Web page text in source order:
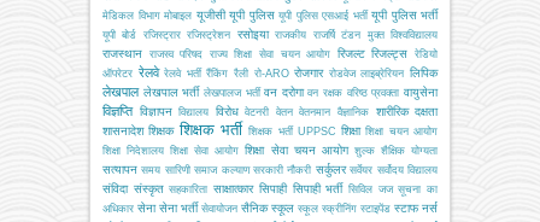
मेडिकल विभाग मोबाइल यूजीसी यूपी पुलिस यूपी पुलिस एसआई भर्ती यूपी पुलिस भर्ती
यूपी बोर्ड रजिस्ट्रार रजिस्ट्रेशन रसोइया राजकीय राजर्षि टंडन मुक्त विश्वविद्यालय
राजस्थान राजस्व परिषद राज्य शिक्षा सेवा चयन आयोग रिजल्ट रिजल्ट्स
रेडियो
ऑपरेटर रेलवे रेलवे भर्ती रैंकिंग रैली रो-ARO रोजगार रोडवेज लाइब्रेरियन लिपिक
लेखपाल लेखपाल भर्ती लेखपालज भर्ती वन दरोगा वन रक्षक वरिष्ठ प्रवक्ता वायुसेना
विज्ञप्ति विज्ञापन विद्यालय विरोध वेटनरी वेतन वेतनमान वैज्ञानिक
शारीरिक दक्षता
शासनादेश शिक्षक शिक्षक भर्ती शिक्षक भर्ती UPPSC शिक्षा शिक्षा चयन आयोग
शिक्षा निदेशालय शिक्षा सेवा आयोग शिक्षा सेवा चयन आयोग शुल्क शैक्षिक योग्यता
सत्यापन समय सारिणी समाज कल्याण सरकारी नौकरी सर्कुलर सर्वेयर सर्वोदय विद्यालय
संविदा संस्कृत सहकारिता साक्षात्कार सिपाही सिपाही भर्ती सिविल जज सूचना का
अधिकार सेना सेना भर्ती सेवायोजन सैनिक स्कूल स्कूल स्क्रीनिंग स्टाइपेंड स्टाफ नर्स